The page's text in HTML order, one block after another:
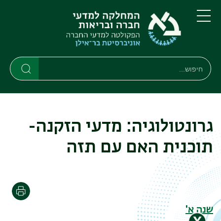
לתוכן
העיקרי
לתפריט
ניווט
ראשי
תפריט
חיפוש
חיפוש
גרונטולוגיה: מדעי הזקנה-
תוכנית האם עם תזה
שנה א'